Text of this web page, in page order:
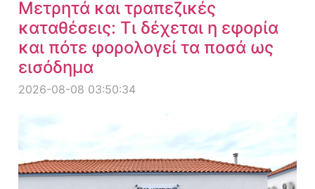
Μετρητά και τραπεζικές
καταθέσεις: Τι δέχεται η εφορία
και πότε φορολογεί τα ποσά ως
εισόδημα
2026-08-08 03:50:34